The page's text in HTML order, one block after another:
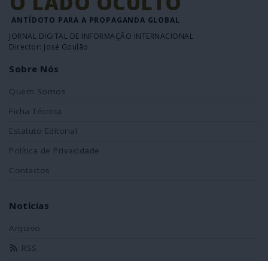
ANTÍDOTO PARA A PROPAGANDA GLOBAL
JORNAL DIGITAL DE INFORMAÇÃO INTERNACIONAL
Director: José Goulão
Sobre Nós
Quem Somos
Ficha Técnica
Estatuto Editorial
Política de Privacidade
Contactos
Notícias
Arquivo
RSS